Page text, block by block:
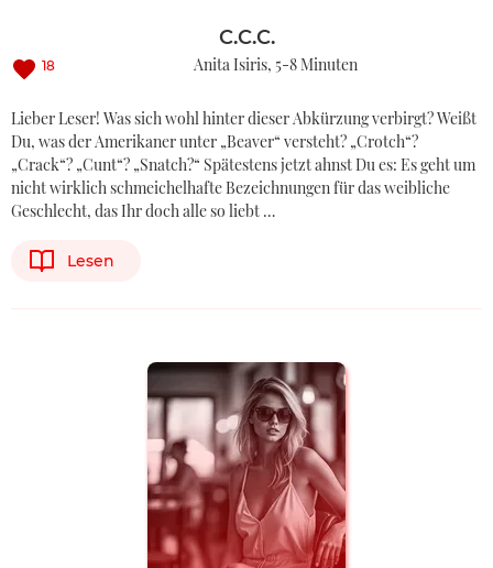
C.C.C.
18 Anita Isiris 5-8 Minuten
Lieber Leser! Was sich wohl hinter dieser Abkürzung verbirgt? Weißt
Du, was der Amerikaner unter „Beaver“ versteht? „Crotch“?
„Crack“? „Cunt“? „Snatch?“ Spätestens jetzt ahnst Du es: Es geht um
nicht wirklich schmeichelhafte Bezeichnungen für das weibliche
Geschlecht, das Ihr doch alle so liebt …
Lesen